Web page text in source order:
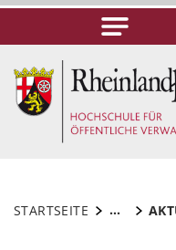
STARTSEITE ...